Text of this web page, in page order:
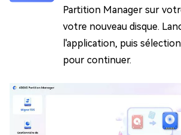
Partition Manager sur
votre nouveau disque.
l'application, puis
pour continuer.